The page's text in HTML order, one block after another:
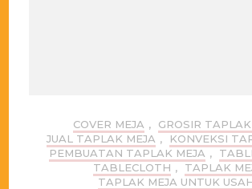
COVER MEJA , GROSIR
JUAL TAPLAK MEJA , KONVEKSI
PEMBUATAN TAPLAK MEJA ,
TABLECLOTH , TAPLAK
TAPLAK MEJA UNTUK